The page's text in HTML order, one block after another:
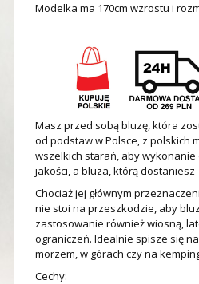
Modelka ma 170cm wzrostu i
Masz przed sobą bluzę, która
od podstaw w Polsce, z polskich
wszelkich starań, aby wykonanie
jakości, a bluza, którą dostaniesz
Chociaż jej głównym
nie stoi na przeszkodzie, aby
zastosowanie również wiosną,
ograniczeń. Idealnie spisze się
morzem, w górach czy na
Cechy: